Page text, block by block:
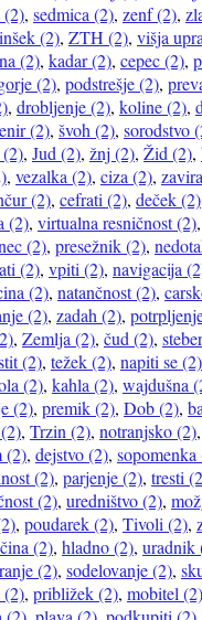
(2), sedmica (2), zenf (2),
(2), ZTH (2), višja
(2), kadar (2), cepec (2),
(2), podstrešje (2),
, drobljenje (2), koline (2),
(2), švoh (2), sorodstvo
(2), Jud (2), žnj (2), Žid (2),
, vezalka (2), ciza (2),
(2), cefrati (2), deček (2)
(2), virtualna resničnost (2)
(2), presežnik (2),
(2), vpiti (2), navigacija
(2), natančnost (2),
(2), zadah (2),
, Zemlja (2), čud (2),
(2), težek (2), napiti se (2)
(2), kahla (2), wajdušna
(2), premik (2), Dob (2),
, Trzin (2), notranjsko (2)
(2), dejstvo (2), sopomenka
(2), parjenje (2), tresti
(2), uredništvo (2),
, poudarek (2), Tivoli (2),
(2), hladno (2), uradnik
(2), sodelovanje (2),
(2), približek (2), mobitel (2)